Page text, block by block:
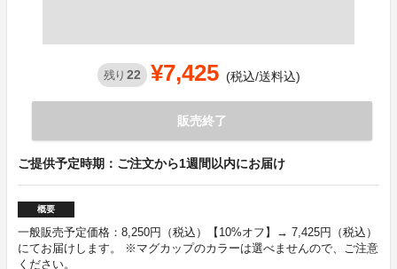
残り 22 ¥7,425 (税込/送料込)
販売終了
ご提供予定時期：ご注文から1週間以内にお届け
概要
一般販売予定価格：8,250円（税込）【10%オフ】→ 7,425円（税込）
にてお届けします。 ※マグカップのカラーは選べませんので、ご注意
ください。